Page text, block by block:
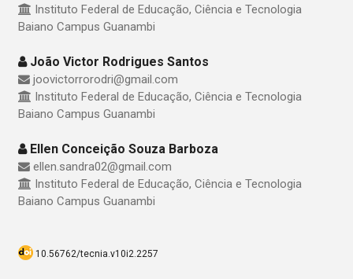
Instituto Federal de Educação, Ciência e Tecnologia
Baiano Campus Guanambi
João Victor Rodrigues Santos
joovictorrorodri@gmail.com
Instituto Federal de Educação, Ciência e Tecnologia
Baiano Campus Guanambi
Ellen Conceição Souza Barboza
ellen.sandra02@gmail.com
Instituto Federal de Educação, Ciência e Tecnologia
Baiano Campus Guanambi
10.56762/tecnia.v10i2.2257